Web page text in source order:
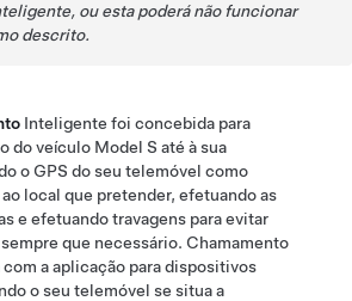
, ou esta poderá não funcionar
descrito.
Inteligente foi concebida para
do veículo Model S até à sua
o GPS do seu telemóvel como
local que pretender, efetuando as
e efetuando travagens para evitar
que necessário. Chamamento
a aplicação para dispositivos
o seu telemóvel se situa a